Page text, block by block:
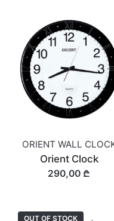
ORIENT WALL
Orient Clock
290,00 ₾
OUT OF STOCK